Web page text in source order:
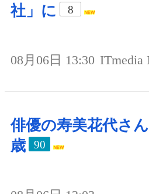
社」に
8
08月06日 13:30 ITmedia
俳優の寿美花代さ
歳
90